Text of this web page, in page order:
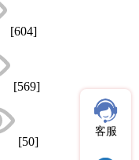
[604]
[569]
[50]
客服